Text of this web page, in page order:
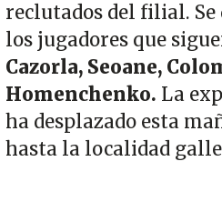
reclutados del filial. Se
los jugadores que
Cazorla, Seoane,
Homenchenko. La
ha desplazado esta
hasta la localidad